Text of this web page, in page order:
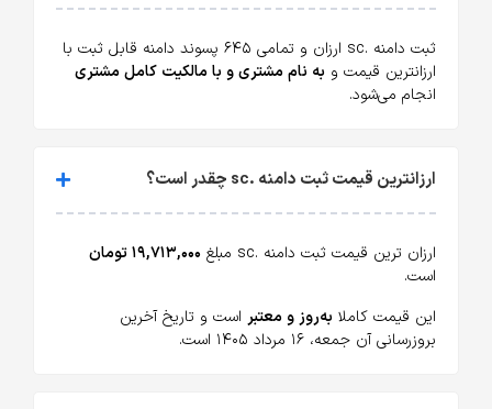
ثبت دامنه .sc ارزان و تمامی ۶۴۵ پسوند دامنه قابل ثبت با
ارزانترین قیمت و به نام مشتری و با مالکیت کامل مشتری
انجام می‌شود.
ارزانترین قیمت ثبت دامنه .sc چقدر است؟
ارزان ترین قیمت ثبت دامنه .sc مبلغ
۱۹,۷۱۳,۰۰۰ تومان
است.
این قیمت کاملا به‌روز و معتبر است و تاریخ آخرین
بروزرسانی آن جمعه، ۱۶ مرداد ۱۴۰۵ است.